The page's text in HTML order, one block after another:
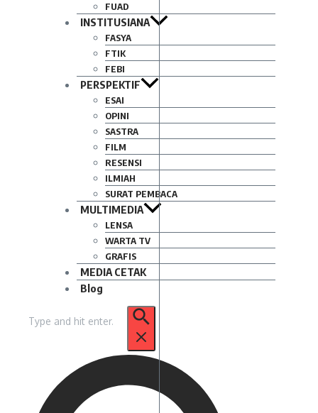
FUAD
INSTITUSIANA
FASYA
FTIK
FEBI
PERSPEKTIF
ESAI
OPINI
SASTRA
FILM
RESENSI
ILMIAH
SURAT PEMBACA
MULTIMEDIA
LENSA
WARTA TV
GRAFIS
MEDIA CETAK
Blog
untuk: